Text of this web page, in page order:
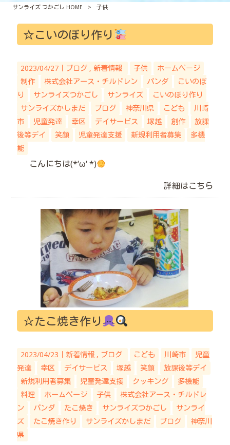
サンライズ つかごし HOME > 子供
☆こいのぼり作り
2023/04/27｜ ブログ 新着情報 子供
ホームページ
制作
株式会社アース・チルドレン パンダ
こいのぼ
り
サンライズつかごし サンライズ
こいのぼり作り
サンライズかしまだ
ブログ 神奈川県 こども
川崎
市
児童発達 幸区 デイサービス 塚越 創作
放課
後等デイ
笑顔 児童発達支援 新規利用者募集
多機
能
こんにちは(*‘ω‘ *)
詳細はこちら
☆たこ焼き作り
2023/04/23｜ 新着情報 ブログ こども 川崎市
児童
発達
幸区 デイサービス 塚越 笑顔
放課後等デイ
新規利用者募集
児童発達支援 クッキング
多機能
料理
ホームページ 子供
株式会社アース・チルドレ
ン
パンダ たこ焼き サンライズつかごし
サンライ
ズ
たこ焼き作り サンライズかしまだ ブログ
神奈川
県